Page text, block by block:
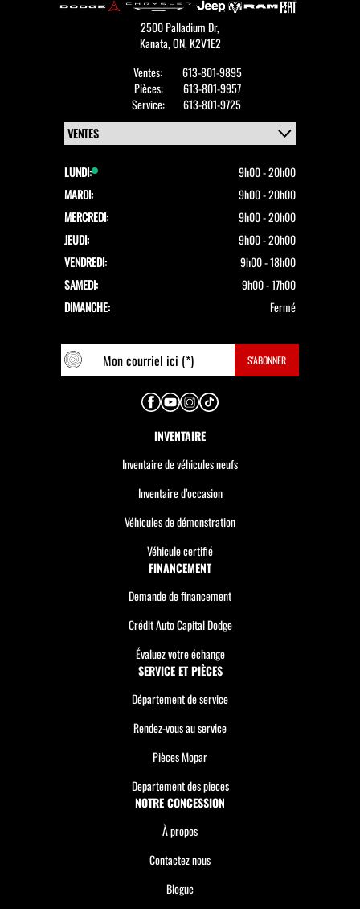
2500 Palladium Dr,
Kanata,ON, K2V1E2
Ventes:
613-801-9895
Pièces:
613-801-9957
Service:
613-801-9725
LUNDI:
9h00 - 20h00
MARDI:
9h00 - 20h00
MERCREDI:
9h00 - 20h00
JEUDI:
9h00 - 20h00
VENDREDI:
9h00 - 18h00
SAMEDI:
9h00 - 17h00
DIMANCHE:
Fermé
INVENTAIRE
Inventaire de véhicules neufs
Inventaire d’occasion
Véhicules de démonstration
Véhicule certifié
FINANCEMENT
Demande de financement
Crédit Auto Capital Dodge
Évaluez votre échange
SERVICE ET PIÈCES
Département de service
Rendez-vous au service
Pièces Mopar
Departement des pieces
NOTRE CONCESSION
À propos
Contactez nous
Blogue